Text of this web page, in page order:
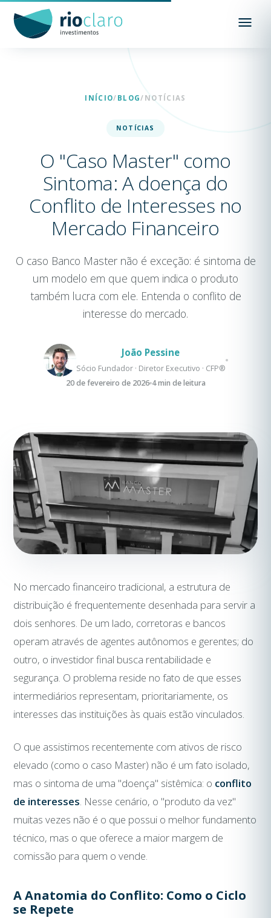
INÍCIO/ BLOG/ NOTÍCIAS
NOTÍCIAS
O "Caso Master" como
Sintoma: A doença do
Conflito de Interesses no
Mercado Financeiro
O caso Banco Master não é exceção: é sintoma de
um modelo em que quem indica o produto
também lucra com ele. Entenda o conflito de
interesse do mercado.
João Pessine
Sócio Fundador · Diretor Executivo · CFP®
20 de fevereiro de 2026 4 min de leitura
No mercado financeiro tradicional, a estrutura de
distribuição é frequentemente desenhada para servir a
dois senhores. De um lado, corretoras e bancos
operam através de agentes autônomos e gerentes; do
outro, o investidor final busca rentabilidade e
segurança. O problema reside no fato de que esses
intermediários representam, prioritariamente, os
interesses das instituições às quais estão vinculados.
O que assistimos recentemente com ativos de risco
elevado (como o caso Master) não é um fato isolado,
mas o sintoma de uma "doença" sistêmica: o conflito
de interesses . Nesse cenário, o "produto da vez"
muitas vezes não é o que possui o melhor fundamento
técnico, mas o que oferece a maior margem de
comissão para quem o vende.
A Anatomia do Conflito: Como o Ciclo
se Repete